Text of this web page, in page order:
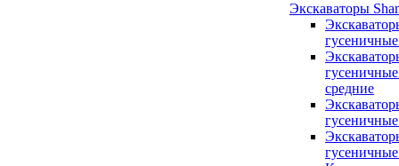
Экскаваторы
средние